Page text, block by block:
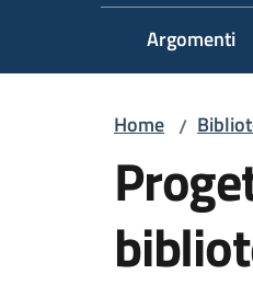
Argomenti
Home /